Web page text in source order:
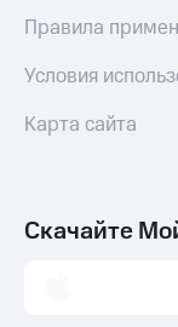
Правила
Условия
Карта сайта
Скачайте